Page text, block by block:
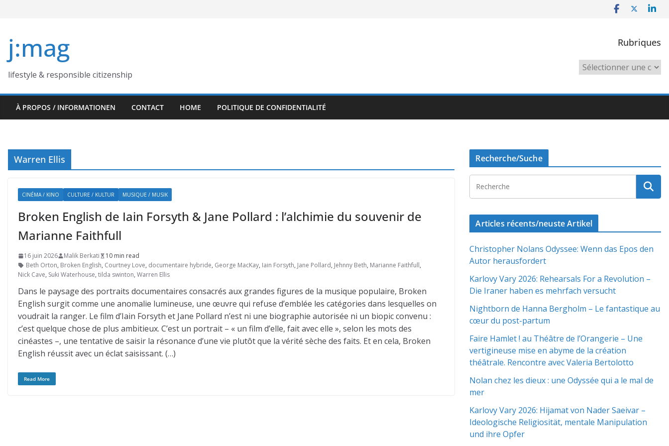
j:mag
lifestyle & responsible citizenship
Rubriques
Rubriques
À PROPOS / INFORMATIONEN CONTACT HOME POLITIQUE DE CONFIDENTIALITÉ
Warren Ellis
CINÉMA / KINO CULTURE / KULTUR MUSIQUE / MUSIK
Broken English de Iain Forsyth & Jane Pollard : l’alchimie du souvenir de
Marianne Faithfull
16 juin 2026 Malik Berkati
10 min read
Beth Orton, Broken English, Courtney Love, documentaire hybride, George MacKay, Iain Forsyth, Jane Pollard, Jehnny Beth, Marianne Faithfull,
Nick Cave, Suki Waterhouse, tilda swinton, Warren Ellis
Dans le paysage des portraits documentaires consacrés aux grandes figures de la musique populaire, Broken
English surgit comme une anomalie lumineuse, une œuvre qui refuse d’emblée les catégories dans lesquelles on
voudrait la ranger. Le film d’Iain Forsyth et Jane Pollard n’est ni une biographie autorisée ni un biopic convenu :
c’est quelque chose de plus ambitieux. C’est un portrait – « un film d’elle, fait avec elle », selon les mots des
cinéastes –, une tentative de saisir la résonance d’une vie plutôt que la vérité sèche des faits. Et en cela, Broken
English réussit avec un éclat saisissant. (…)
Read More
Recherche/Suche
Articles récents/neuste Artikel
Christopher Nolans Odyssee: Wenn das Epos den
Autor herausfordert
Karlovy Vary 2026: Rehearsals For a Revolution –
Die Iraner haben es mehrfach versucht
Nightborn de Hanna Bergholm – Le fantastique au
cœur du post-partum
Faire Hamlet ! au Théâtre de l’Orangerie – Une
vertigineuse mise en abyme de la création
théâtrale. Rencontre avec Valeria Bertolotto
Nolan chez les dieux : une Odyssée qui a le mal de
mer
Karlovy Vary 2026: Hijamat von Nader Saeivar​​ –
Ideologische Religiosität, mentale Manipulation
und ihre Opfer